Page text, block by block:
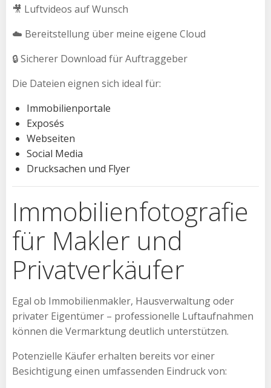
🎥 Luftvideos auf Wunsch
☁️ Bereitstellung über meine eigene Cloud
🔒 Sicherer Download für Auftraggeber
Die Dateien eignen sich ideal für:
Immobilienportale
Exposés
Webseiten
Social Media
Drucksachen und Flyer
Immobilienfotografie
für Makler und
Privatverkäufer
Egal ob Immobilienmakler, Hausverwaltung oder
privater Eigentümer – professionelle Luftaufnahmen
können die Vermarktung deutlich unterstützen.
Potenzielle Käufer erhalten bereits vor einer
Besichtigung einen umfassenden Eindruck von: